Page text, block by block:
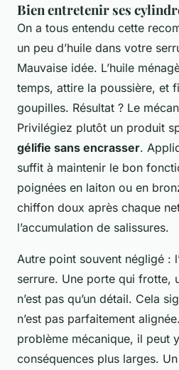
Bien entretenir ses
On a tous entendu cette
un peu d’huile dans votre
Mauvaise idée. L’huile
temps, attire la poussière, et
goupilles. Résultat ? Le
Privilégiez plutôt un produit
gélifie sans encrasser.
suffit à maintenir le bon
poignées en laiton ou en
chiffon doux après chaque
l’accumulation de salissures.
Autre point souvent négligé :
serrure. Une porte qui frotte,
n’est pas qu’un détail. Cela
n’est pas parfaitement
problème mécanique, il peut
conséquences plus larges.